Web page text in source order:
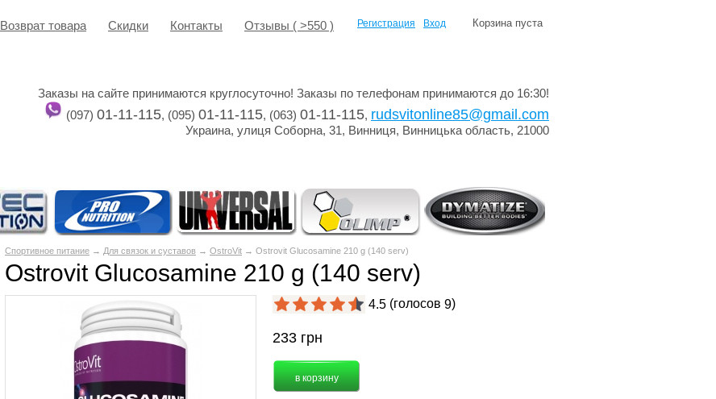
Возврат товара Cкидки Контакты
Отзывы ( >550 )
Корзина пуста
Регистрация Вход
Заказы на сайте принимаются круглосуточно! Заказы по телефонам принимаются до 16:30!
(097) 01-11-115, (095) 01-11-115, (063) 01-11-115, rudsvitonline85@gmail.com
Украина, улиця Соборна, 31, Винниця, Винницька область, 21000
Спортивное питание → Для связок и суставов → OstroVit → Ostrovit Glucosamine 210 g (140 serv)
Ostrovit Glucosamine 210 g (140 serv)
4.5 (голосов 9)
233 грн